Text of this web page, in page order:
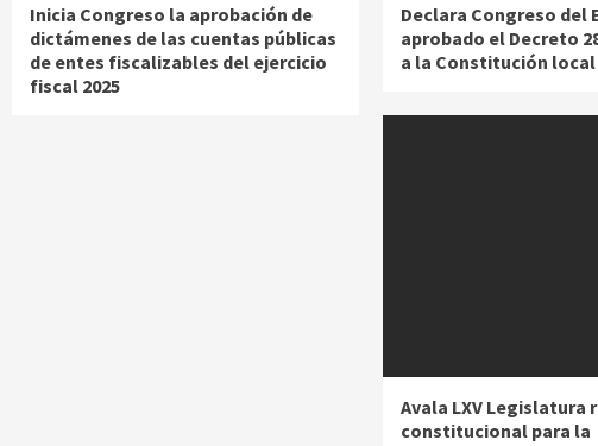
Inicia Congreso la aprobación de
dictámenes de las cuentas públicas
de entes fiscalizables del ejercicio
fiscal 2025
Declara Congreso del
aprobado el Decreto
a la Constitución local
Avala LXV Legislatura
constitucional para la